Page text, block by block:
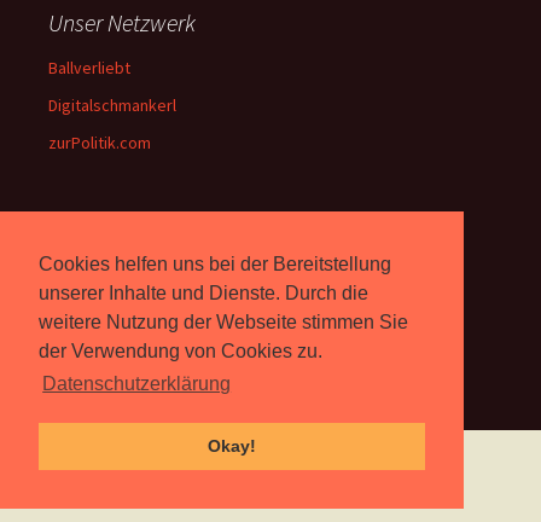
Cookies helfen uns bei der Bereitstellung
unserer Inhalte und Dienste. Durch die
weitere Nutzung der Webseite stimmen Sie
der Verwendung von Cookies zu.
Datenschutzerklärung
Okay!
Unser Netzwerk
Ballverliebt
Digitalschmankerl
zurPolitik.com
Über Uns
Rebell.atberichtet seit 2003
unabhängig über Computer-
und Videospiele. (Impressum)